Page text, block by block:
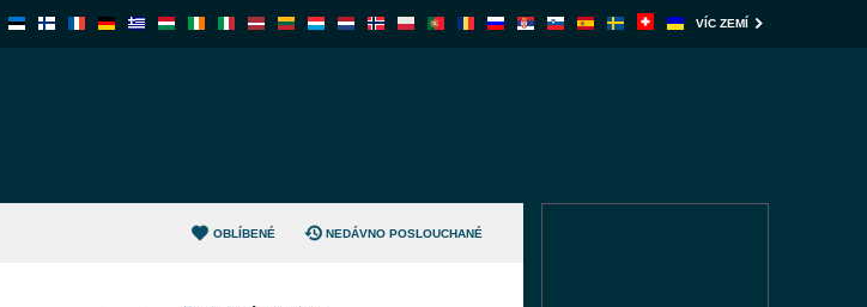
VÍC ZEMÍ
OBLÍBENÉ NEDÁVNO POSLOUCHANÉ